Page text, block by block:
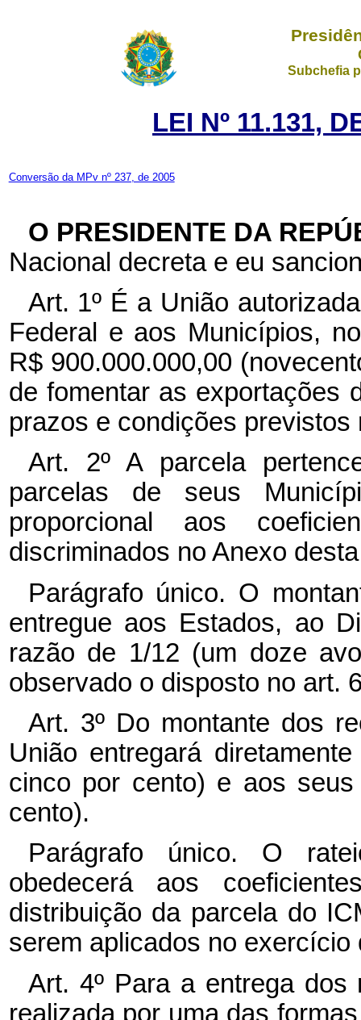
Subchefia
LEI Nº 11.131,
Conversão da MPv nº 237, de 2005
O PRESIDENTE DA
Nacional decreta e eu
Art. 1º É a União
Federal e aos Municípios,
R$ 900.000.000,00
de fomentar as exportações
prazos e condições previstos
Art. 2º A parcela
parcelas de seus
proporcional aos
discriminados no Anexo
Parágrafo único. O
entregue aos Estados, ao
razão de 1/12 (um doze
observado o disposto no art.
Art. 3º Do montante dos
União entregará
cinco por cento) e aos
cento).
Parágrafo único. O
obedecerá aos
distribuição da parcela do
serem aplicados no exercício
Art. 4º Para a entrega
realizada por uma das